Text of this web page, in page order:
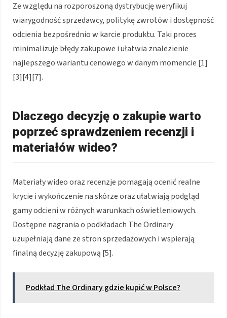
Ze względu na rozporoszoną dystrybucję weryfikuj
wiarygodność sprzedawcy, politykę zwrotów i dostępność
odcienia bezpośrednio w karcie produktu. Taki proces
minimalizuje błędy zakupowe i ułatwia znalezienie
najlepszego wariantu cenowego w danym momencie [1]
[3][4][7].
Dlaczego decyzję o zakupie warto
poprzeć sprawdzeniem recenzji i
materiałów wideo?
Materiały wideo oraz recenzje pomagają ocenić realne
krycie i wykończenie na skórze oraz ułatwiają podgląd
gamy odcieni w różnych warunkach oświetleniowych.
Dostępne nagrania o podkładach The Ordinary
uzupełniają dane ze stron sprzedażowych i wspierają
finalną decyzję zakupową [5].
Podkład The Ordinary gdzie kupić w Polsce?